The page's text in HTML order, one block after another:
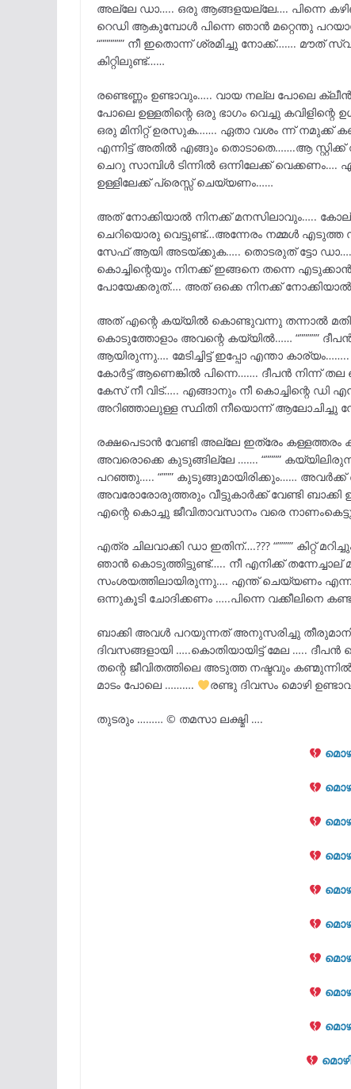
അല്ലേ ഡാ….. ഒരു ആങ്ങളയല്ലേ…. പിന്നെ
റെഡി ആകുമ്പോൾ പിന്നെ ഞാൻ മറ്റെന്തു
“”””””” നീ ഇതൊന്ന് ശ്രമിച്ചു നോക്ക്……. മൗത്
കിറ്റിലുണ്ട്……
രണ്ടെണ്ണം ഉണ്ടാവും….. വായ നല്ല പോലെ
പോലെ ഉള്ളതിന്റെ ഒരു ഭാഗം വെച്ചു
ഒരു മിനിറ്റ് ഉരസുക……. ഏതാ വശം ന്ന്
എന്നിട്ട് അതിൽ എങ്ങും തൊടാതെ…….ആ
ചെറു സാമ്പിൾ ടിന്നിൽ ഒന്നിലേക്ക് വെക്കണം….
ഉള്ളിലേക്ക് പ്രെസ്സ് ചെയ്യണം……
അത് നോക്കിയാൽ നിനക്ക് മനസിലാവും…..
ചെറിയൊരു വെട്ടുണ്ട്…അന്നേരം നമ്മൾ എടുത്ത
സേഫ് ആയി അടയ്ക്കുക….. തൊടരുത് ട്ടോ
കൊച്ചിന്റെയും നിനക്ക് ഇങ്ങനെ തന്നെ
പോയേക്കരുത്…. അത് ഒക്കെ നിനക്ക്
അത് എന്റെ കയ്യിൽ കൊണ്ടുവന്നു തന്നാൽ മതി
കൊടുത്തോളാം അവന്റെ കയ്യിൽ…… “”””””
ആയിരുന്നു…. മേടിച്ചിട്ട് ഇപ്പോ എന്താ
കോർട്ട് ആണെങ്കിൽ പിന്നെ……. ദീപൻ നിന്ന്
കേസ് നീ വിട്….. എങ്ങാനും നീ കൊച്ചിന്റെ ഡി
അറിഞ്ഞാലുള്ള സ്ഥിതി നീയൊന്ന് ആലോചിച്ചു
രക്ഷപെടാൻ വേണ്ടി അല്ലേ ഇത്രേം കള്ളത്തരം
അവരൊക്കെ കുടുങ്ങില്ലേ ……. “””””
പറഞ്ഞു….. “””” കുടുങ്ങുമായിരിക്കും……
അവരോരോരുത്തരും വീട്ടുകാർക്ക് വേണ്ടി
എന്റെ കൊച്ചു ജീവിതാവസാനം വരെ
എത്ര ചിലവാക്കി ഡാ ഇതിന്….??? “”””” കിറ്റ്
ഞാൻ കൊടുത്തിട്ടുണ്ട്….. നീ എനിക്ക് തന്നേച്ചാല്
സംശയത്തിലായിരുന്നു…. എന്ത് ചെയ്യണം
ഒന്നുകൂടി ചോദിക്കണം …..പിന്നെ വക്കീലിനെ
ബാക്കി അവൾ പറയുന്നത് അനുസരിച്ചു
ദിവസങ്ങളായി …..കൊതിയായിട്ട് മേല …..
തന്റെ ജീവിതത്തിലെ അടുത്ത നഷ്ടവും
മാടം പോലെ ……….
രണ്ടു ദിവസം മൊഴി
തുടരും ……… © തമസാ ലക്ഷ്മി ….